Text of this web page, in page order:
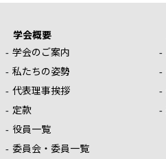
学会概要
学会のご案内
私たちの姿勢
代表理事挨拶
定款
役員一覧
委員会・委員一覧